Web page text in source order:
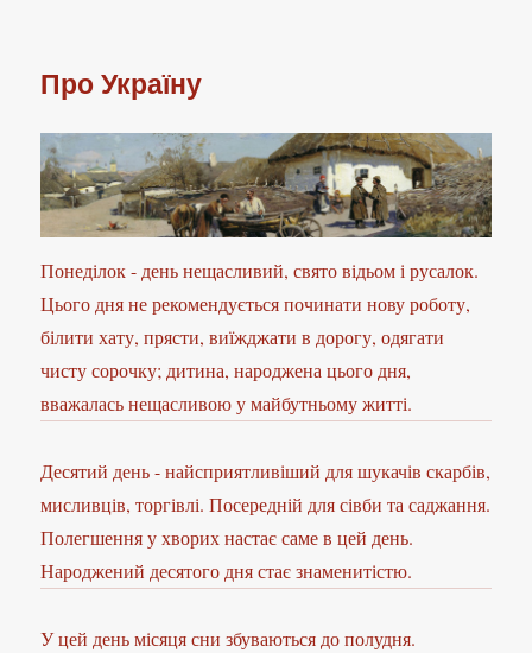
Про Україну
Понеділок - день нещасливий, свято відьом і русалок.
Цього дня не рекомендується починати нову роботу,
білити хату, прясти, виїжджати в дорогу, одягати
чисту сорочку; дитина, народжена цього дня,
вважалась нещасливою у майбутньому житті.
Десятий день - найсприятливіший для шукачів скарбів,
мисливців, торгівлі. Посередній для сівби та саджання.
Полегшення у хворих настає саме в цей день.
Народжений десятого дня стає знаменитістю.
У цей день місяця сни збуваються до полудня.